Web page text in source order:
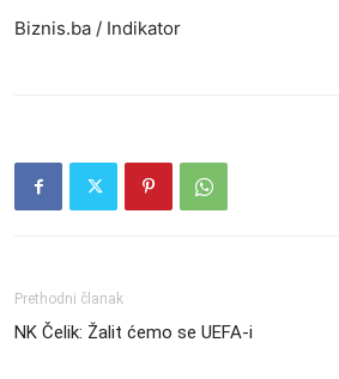
Biznis.ba / Indikator
Prethodni članak
NK Čelik: Žalit ćemo se UEFA-i